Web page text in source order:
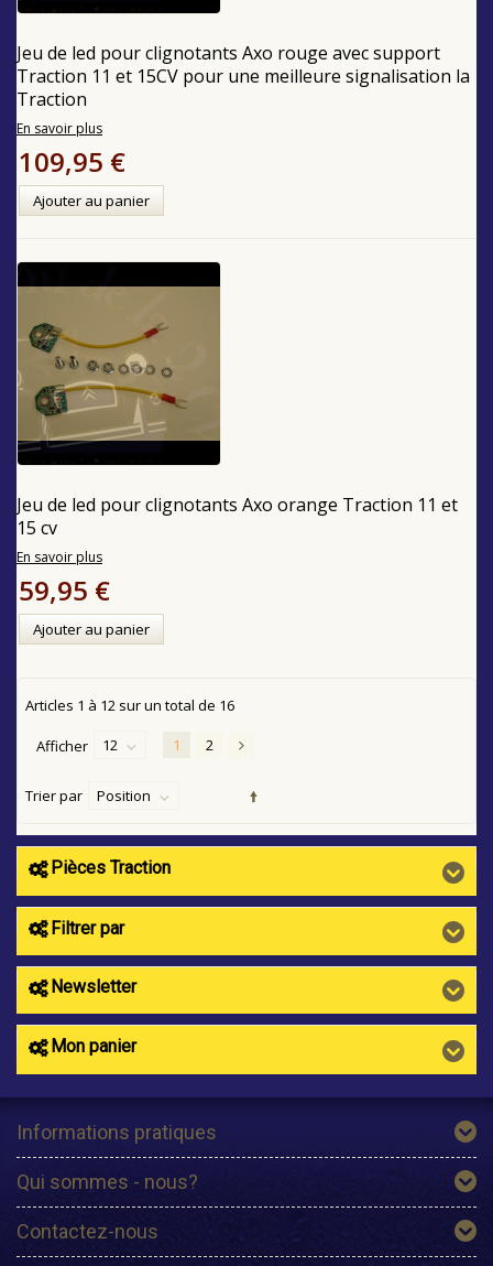
Jeu de led pour clignotants Axo rouge avec support
Traction 11 et 15CV pour une meilleure signalisation la
Traction
En savoir plus
109,95 €
Ajouter au panier
Jeu de led pour clignotants Axo orange Traction 11 et
15 cv
En savoir plus
59,95 €
Ajouter au panier
Articles 1 à 12 sur un total de 16
1
2
Afficher 12
Trier par Position
Pièces Traction
Filtrer par
Newsletter
Mon panier
Informations pratiques
Qui sommes - nous?
Contactez-nous